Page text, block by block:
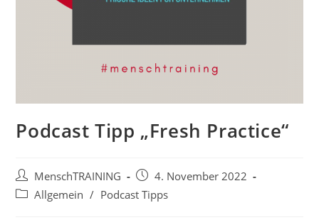
Podcast Tipp „Fresh Practice“
Beitrags-
Autor:
MenschTRAINING
Beitrag
veröffentlicht:
4. November 2022
Beitrags-
Allgemein / Podcast Tipps